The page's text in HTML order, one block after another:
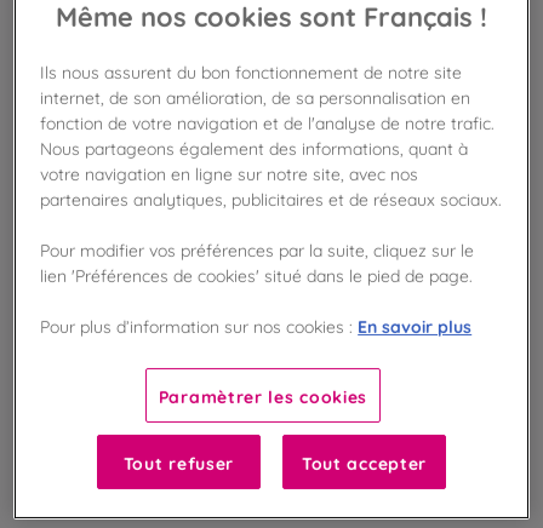
Disponible en boutique !
Vérifier la disponibilité en magasin
Frais de port offert
dès 50€ d'achat
Gagnez 12 points de fidélité !
avec notre programme Privilège
Liste des ingrédients et allergènes
Même nos cookies sont Français !
Ils nous assurent du bon fonctionnement de notre site
internet, de son amélioration, de sa personnalisation en
fonction de votre navigation et de l'analyse de notre trafic.
Nous partageons également des informations, quant à
votre navigation en ligne sur notre site, avec nos
partenaires analytiques, publicitaires et de réseaux sociaux.
Pour modifier vos préférences par la suite, cliquez sur le
lien 'Préférences de cookies' situé dans le pied de page.
Pour plus d’information sur nos cookies : En savoir plus
Paramètrer les cookies
Tout refuser Tout accepter